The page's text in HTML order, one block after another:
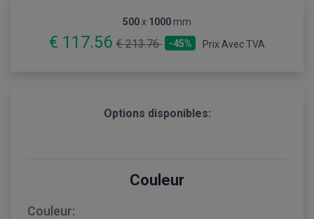
500x 1000 mm
€ 117.56 € 213.76 -45% Prix Avec TVA
Options disponibles:
Couleur
Couleur: